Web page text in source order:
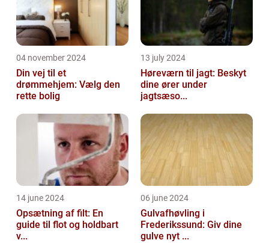
04 november 2024
Din vej til et
drømmehjem: Vælg den
rette bolig
13 july 2024
Høreværn til jagt: Beskyt
dine ører under
jagtsæso...
14 june 2024
Opsætning af filt: En
guide til flot og holdbart
v...
06 june 2024
Gulvafhøvling i
Frederikssund: Giv dine
gulve nyt ...